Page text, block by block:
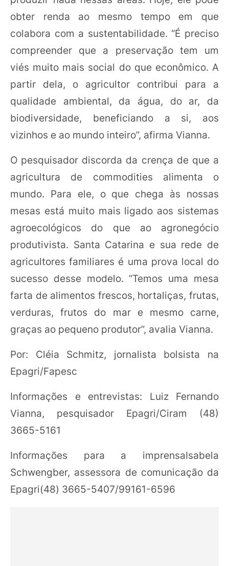
obter renda ao mesmo tempo em que
colabora com a sustentabilidade. “É preciso
compreender que a preservação tem um
viés muito mais social do que econômico. A
partir dela, o agricultor contribui para a
qualidade ambiental, da água, do ar, da
biodiversidade, beneficiando a si, aos
vizinhos e ao mundo inteiro”, afirma Vianna.
O pesquisador discorda da crença de que a
agricultura de commodities alimenta o
mundo. Para ele, o que chega às nossas
mesas está muito mais ligado aos sistemas
agroecológicos do que ao agronegócio
produtivista. Santa Catarina e sua rede de
agricultores familiares é uma prova local do
sucesso desse modelo. “Temos uma mesa
farta de alimentos frescos, hortaliças, frutas,
verduras, frutos do mar e mesmo carne,
graças ao pequeno produtor”, avalia Vianna.
Por: Cléia Schmitz, jornalista bolsista na
Epagri/Fapesc
Informações e entrevistas: Luiz Fernando
Vianna, pesquisador Epagri/Ciram (48)
3665-5161
Informações para a imprensaIsabela
Schwengber, assessora de comunicação da
Epagri(48) 3665-5407/99161-6596